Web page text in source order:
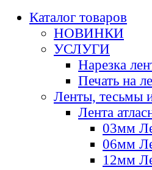
Каталог товаров
НОВИНКИ
УСЛУГИ
Нарезка
Печать на
Ленты, тесьмы
Лента
03мм
06мм
12мм